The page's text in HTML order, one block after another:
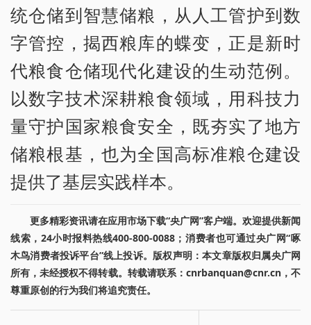
统仓储到智慧储粮，从人工管护到数
字管控，揭西粮库的蝶变，正是新时
代粮食仓储现代化建设的生动范例。
以数字技术深耕粮食领域，用科技力
量守护国家粮食安全，既夯实了地方
储粮根基，也为全国高标准粮仓建设
提供了基层实践样本。
更多精彩资讯请在应用市场下载“央广网”客户端。欢迎提供新闻
线索，24小时报料热线400-800-0088；消费者也可通过央广网“啄
木鸟消费者投诉平台”线上投诉。版权声明：本文章版权归属央广网
所有，未经授权不得转载。转载请联系：cnrbanquan@cnr.cn，不
尊重原创的行为我们将追究责任。